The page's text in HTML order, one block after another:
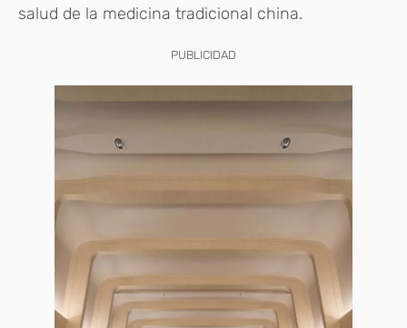
salud de la medicina tradicional china.
PUBLICIDAD